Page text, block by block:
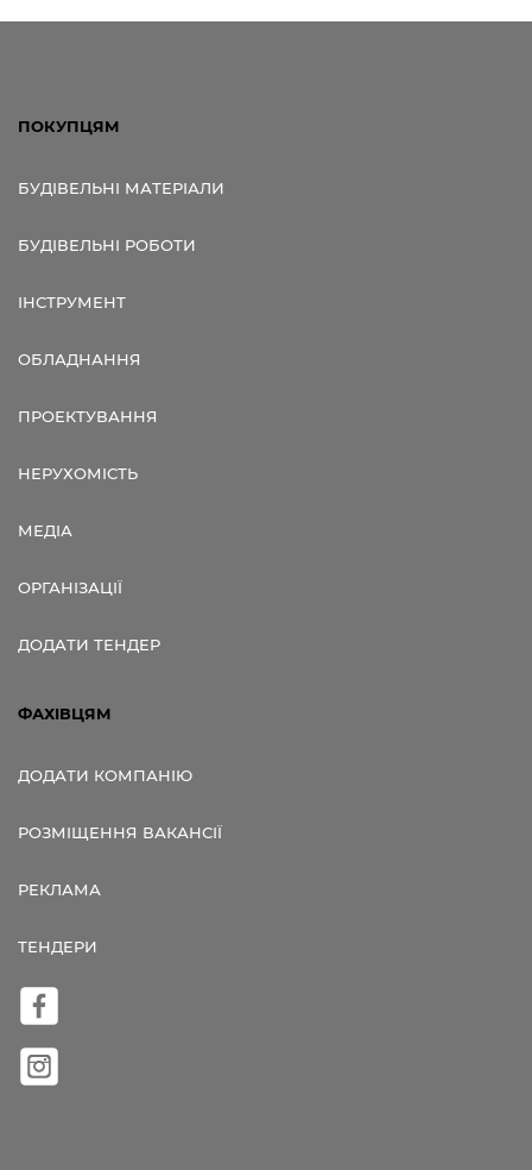
ПОКУПЦЯМ
БУДІВЕЛЬНІ МАТЕРІАЛИ
БУДІВЕЛЬНІ РОБОТИ
ІНСТРУМЕНТ
ОБЛАДНАННЯ
ПРОЕКТУВАННЯ
НЕРУХОМІСТЬ
МЕДІА
ОРГАНІЗАЦІЇ
ДОДАТИ ТЕНДЕР
ФАХІВЦЯМ
ДОДАТИ КОМПАНІЮ
РОЗМІЩЕННЯ ВАКАНСІЇ
РЕКЛАМА
ТЕНДЕРИ